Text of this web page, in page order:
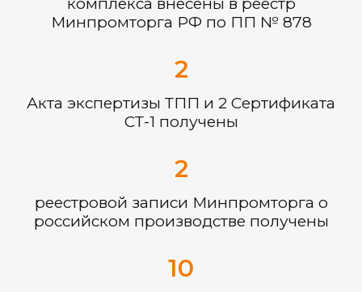
Минпромторга РФ по ПП № 878
2
Акта экспертизы ТПП и 2 Сертификата
СТ-1 получены
2
реестровой записи Минпромторга о
российском производстве получены
10